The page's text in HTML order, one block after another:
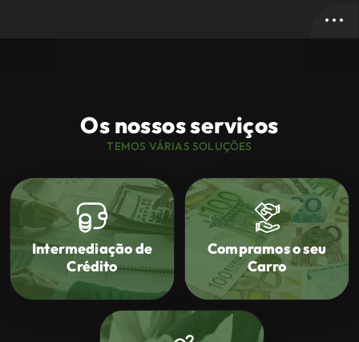
Os nossos serviços
TEMOS VÁRIAS SOLUÇÕES
Intermediação de
Crédito
Compramos o seu
Carro